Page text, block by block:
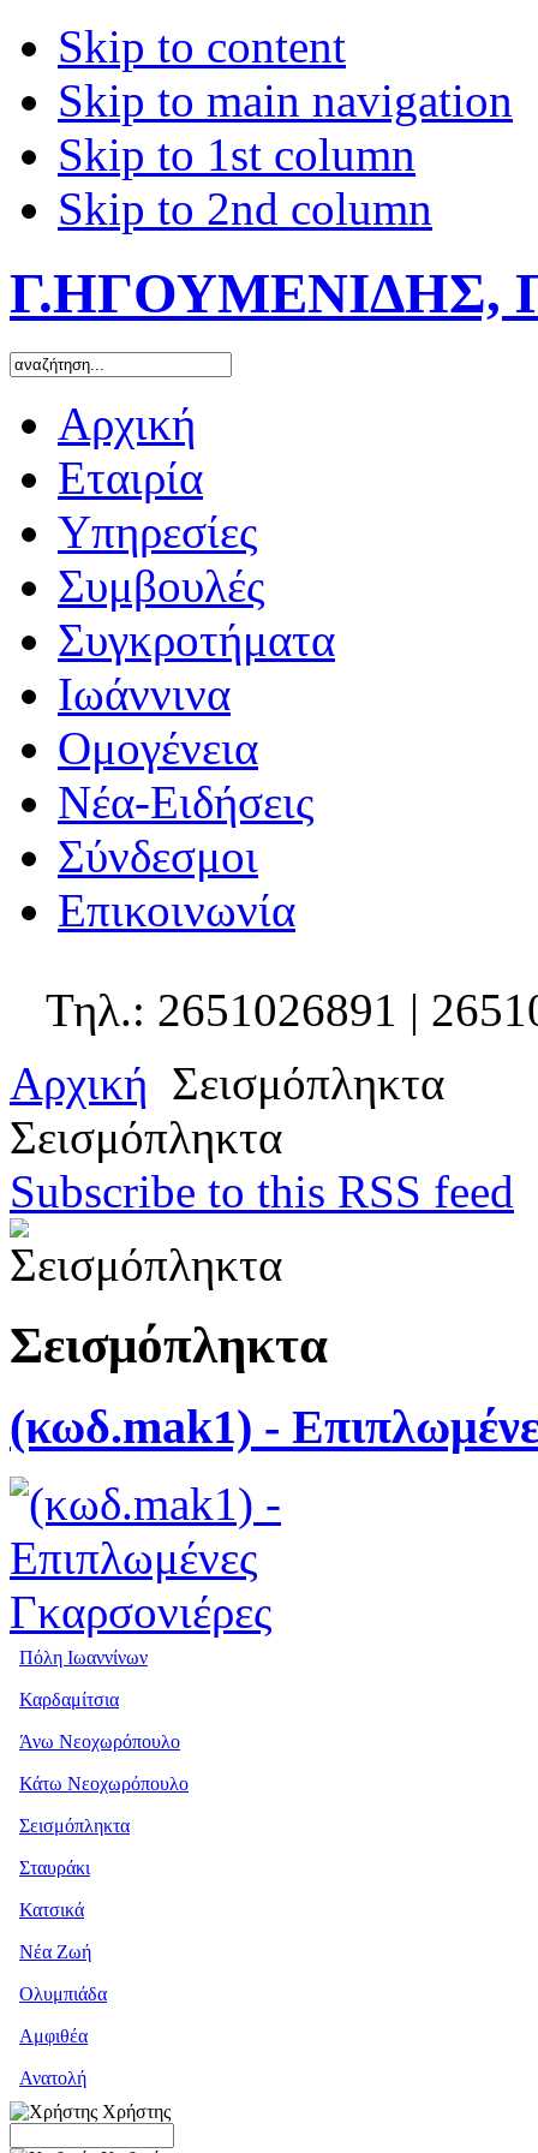
Skip to content
Skip to main navigation
Skip to 1st column
Skip to 2nd column
Γ.ΗΓΟΥΜΕΝΙΔΗΣ,
Αρχική
Εταιρία
Υπηρεσίες
Συμβουλές
Συγκροτήματα
Ιωάννινα
Ομογένεια
Νέα-Ειδήσεις
Σύνδεσμοι
Επικοινωνία
Τηλ.: 2651026891 |
Αρχική Σεισμόπληκτα
Σεισμόπληκτα
Subscribe to this RSS feed
Σεισμόπληκτα
(κωδ.mak1) -
Πόλη Ιωαννίνων
Καρδαμίτσια
Άνω Νεοχωρόπουλο
Κάτω Νεοχωρόπουλο
Σεισμόπληκτα
Σταυράκι
Κατσικά
Νέα Ζωή
Ολυμπιάδα
Αμφιθέα
Ανατολή
Χρήστης